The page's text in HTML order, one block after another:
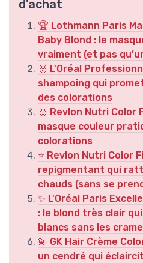
d'achat
🏆 Lothmann Paris
Baby Blond : le
vraiment (et pas
🥈 L'Oréal
shampoing qui
des colorations
🥉 Revlon Nutri Color
masque couleur
colorations
⭐ Revlon Nutri Color
repigmentant qui
chauds (sans se
✨ L'Oréal Paris
: le blond très clair
blancs sans les
💫 GK Hair Crème
un cendré qui